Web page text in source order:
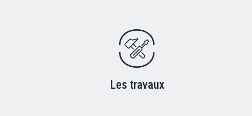
Les travaux